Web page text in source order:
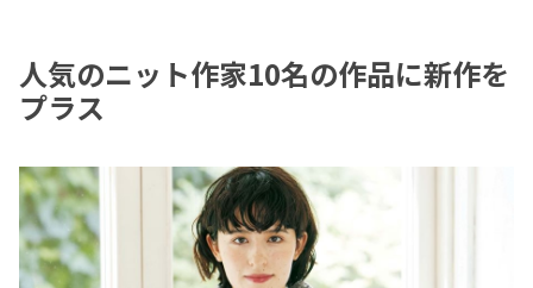
人気のニット作家10名の作品に新作を
プラス